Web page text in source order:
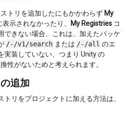
トリを追加したにもかかわらず My
示されなかったり、 My Registries コ
できない場合、これは、加えたパッケ
/-/v1/search または /-/all のエ
実装していない、つまり Unity の
性がないためと考えられます。
追加
リをプロジェクトに加える方法は、